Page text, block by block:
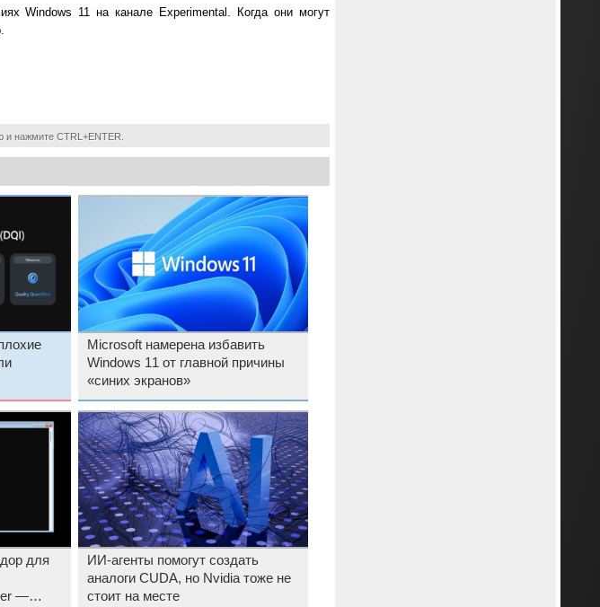
Windows 11 на канале Experimental. Когда они могут
нажмите CTRL+ENTER.
Microsoft намерена избавить
Windows 11 от главной причины
«синих экранов»
для
—
ИИ-агенты помогут создать
аналоги CUDA, но Nvidia тоже не
стоит на месте